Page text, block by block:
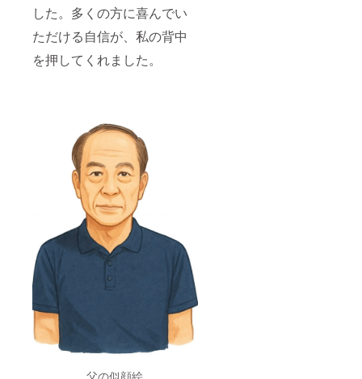
した。多くの方に喜んでい
ただける自信が、私の背中
を押してくれました。
父の似顔絵